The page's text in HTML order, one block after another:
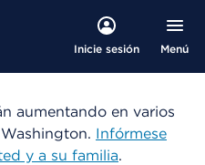
Inicie sesión Menú
aumentando en varios
Infórmese
y a su familia.